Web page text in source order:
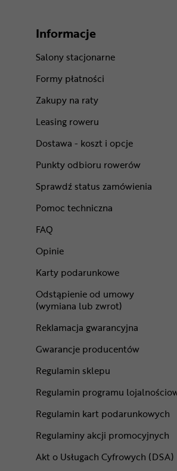
Informacje
Salony stacjonarne
Formy płatności
Zakupy na raty
Leasing roweru
Dostawa - koszt i opcje
Punkty odbioru rowerów
Sprawdź status zamówienia
Pomoc techniczna
FAQ
Opinie
Karty podarunkowe
Odstąpienie od umowy
(wymiana lub zwrot)
Reklamacja gwarancyjna
Gwarancje producentów
Regulamin sklepu
Regulamin programu
Regulamin kart podarunkowych
Regulaminy akcji promocyjnych
Akt o Usługach Cyfrowych (DSA)